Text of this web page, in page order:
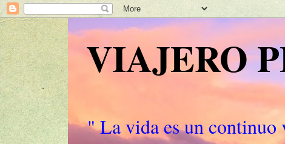
VIAJERO
" La vida es un continuo